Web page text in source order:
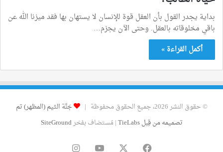
بداية يجدر القول بأن العقل قوة للإنسان لا يستهان بها فقد ميزنا الله عن
باقي مخلوقاته بالعقل. وحتى الآن يجزم…
أكمل القراءة »
© حقوق النشر 2026، جميع الحقوق محفوظة |
جَنَّة الثيم (المظهر) تم
تصميمه من قِبل TieLabs
| مُستضاف بفخرSiteGround
فيسبوك ‫YouTube